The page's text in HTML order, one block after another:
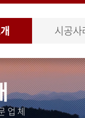
시공사
업체